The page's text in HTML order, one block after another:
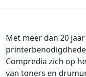
Met meer dan 20
Compredia zich op
van toners en